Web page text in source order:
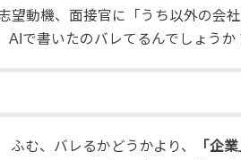
望動機、面接官に「うち以外の会
で書いたのバレてるんでしょうか
ふむ、バレるかどうかより、
「企